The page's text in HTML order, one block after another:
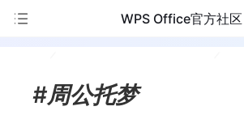
WPS Office官方社区
#周公托梦